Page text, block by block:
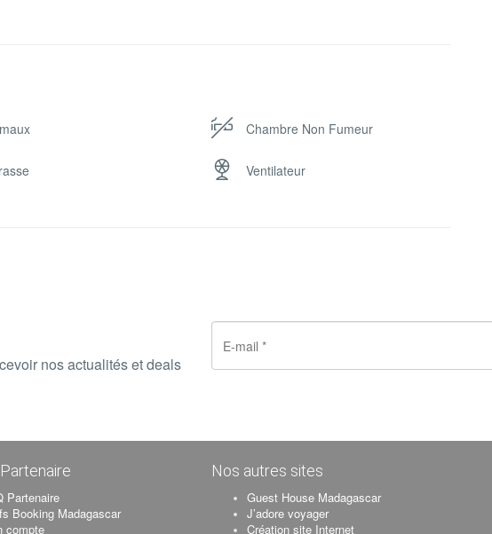
USB dans la salle de bain pour charger votre appareil (tels que : téléphone,
de baleines depuis votre terrasse…
l’Océan Indien avec un accès à la plage mais aussi une vue panoramique
vue digne d’un magazine.
tous les jours.
Chambre Non Fumeur
Ventilateur
nos actualités et deals
Partenaire
Booking Madagascar
compte
Nos autres sites
Guest House Madagascar
J’adore voyager
Création site Internet